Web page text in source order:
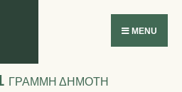
εργαλείων
MENU
ΓΡΑΜΜΗ ΔΗΜΟΤΗ